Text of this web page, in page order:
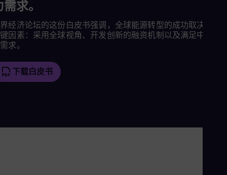
求。
经济论坛的这份白皮书强调，全球能源转型的成功取决于三
因素：采用全球视角、开发创新的融资机制以及满足中小企
求。
下载白皮书